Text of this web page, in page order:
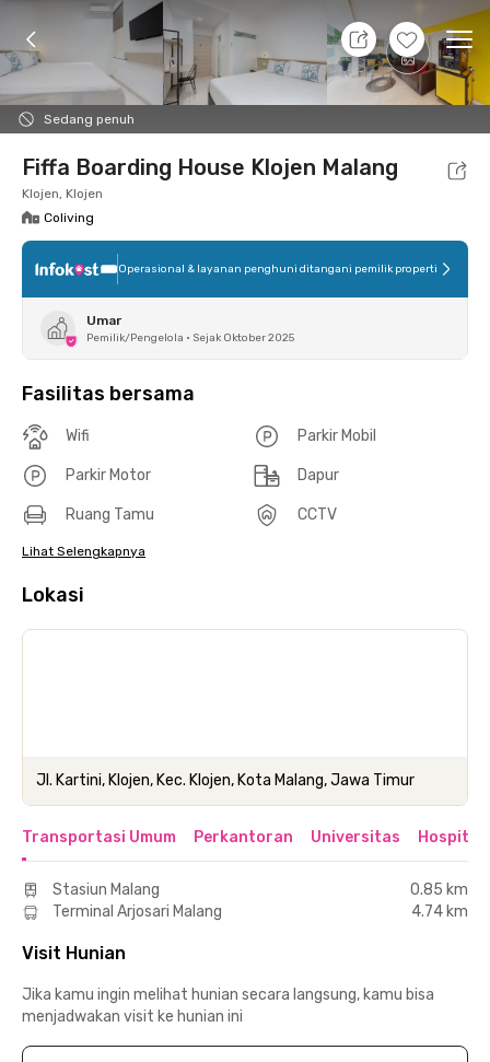
+7
Sedang penuh
11 Agt 26 - Belum tahu
Foto Fasilitas bersama Lokasi Kamar
Fiffa Boarding House Klojen Malang
Klojen, Klojen
Coliving
Operasional & layanan penghuni ditangani pemilik properti
Umar
Pemilik/Pengelola • Sejak Oktober 2025
Fasilitas bersama
Wifi Parkir Mobil
Parkir Motor Dapur
Ruang Tamu CCTV
Lihat Selengkapnya
Lokasi
Jl. Kartini, Klojen, Kec. Klojen, Kota Malang, Jawa Timur
Transportasi Umum Perkantoran Universitas Hospital
Stasiun Malang
0.85 km
Terminal Arjosari Malang
4.74 km
Visit Hunian
Jika kamu ingin melihat hunian secara langsung, kamu bisa
menjadwakan visit ke hunian ini